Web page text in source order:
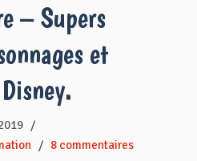
– Supers
et
/
/ 8 commentaires